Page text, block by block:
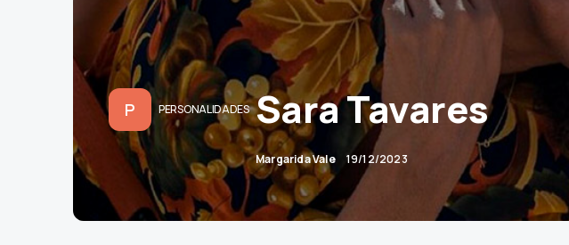
P PERSONALIDADES Sara Tavares
Margarida Vale 19/12/2023